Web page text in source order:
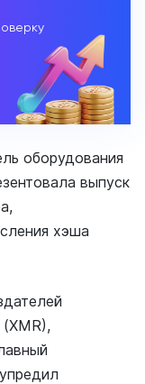
оборудования
выпуск
хэша